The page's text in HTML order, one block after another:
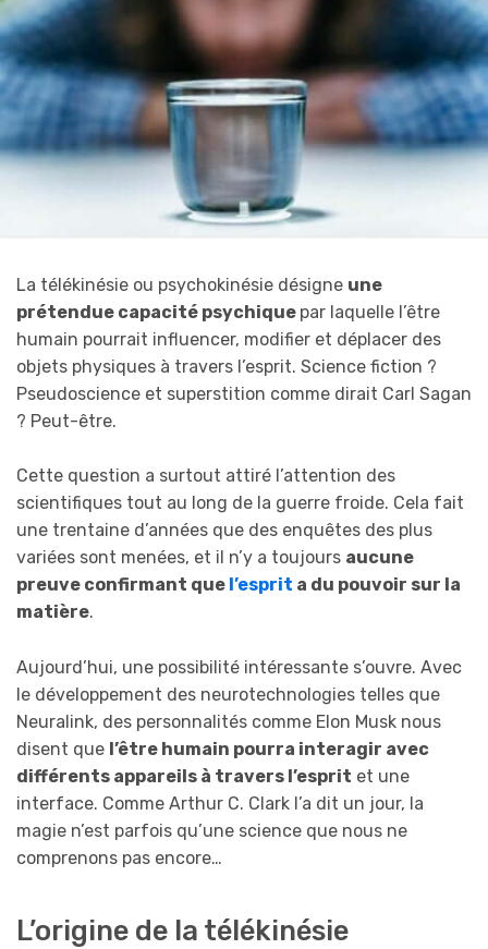
La télékinésie ou psychokinésie désigne une
prétendue capacité psychique par laquelle l’être
humain pourrait influencer, modifier et déplacer des
objets physiques à travers l’esprit. Science fiction ?
Pseudoscience et superstition comme dirait Carl Sagan
? Peut-être.
Cette question a surtout attiré l’attention des
scientifiques tout au long de la guerre froide. Cela fait
une trentaine d’années que des enquêtes des plus
variées sont menées, et il n’y a toujours aucune
preuve confirmant que l’esprit a du pouvoir sur la
matière.
Aujourd’hui, une possibilité intéressante s’ouvre. Avec
le développement des neurotechnologies telles que
Neuralink, des personnalités comme Elon Musk nous
disent que l’être humain pourra interagir avec
différents appareils à travers l’esprit et une
interface. Comme Arthur C. Clark l’a dit un jour, la
magie n’est parfois qu’une science que nous ne
comprenons pas encore…
L’origine de la télékinésie